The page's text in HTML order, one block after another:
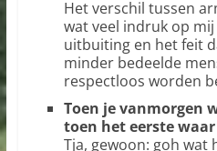
Het verschil tussen
wat veel indruk op
uitbuiting en het feit
minder bedeelde
respectloos worden
Toen je vanmorgen
toen het eerste
Tja, gewoon: goh wat